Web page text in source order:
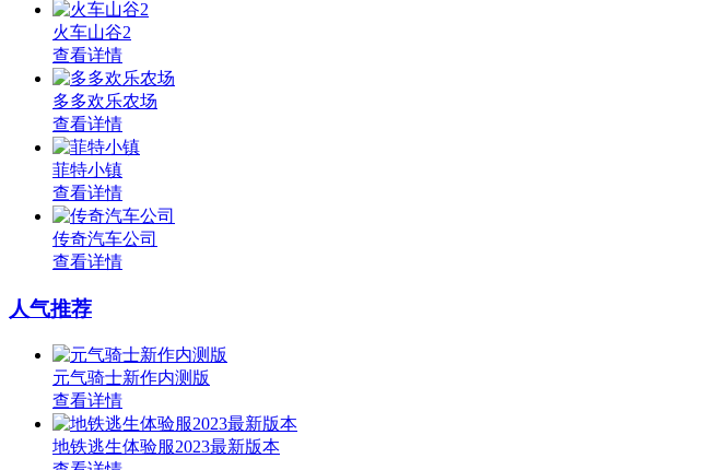
火车山谷2
查看详情
多多欢乐农场
查看详情
菲特小镇
查看详情
传奇汽车公司
查看详情
人气推荐
元气骑士新作内测版
查看详情
地铁逃生体验服2023最新版本